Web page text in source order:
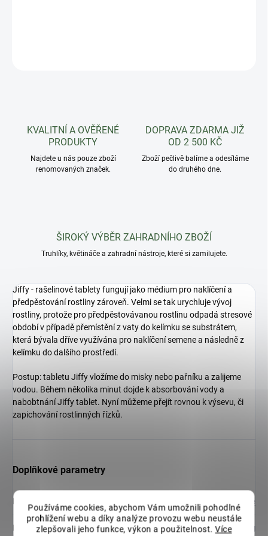
Používáme cookies, abychom Vám umožnili pohodlné
prohlížení webu a díky analýze provozu webu neustále
zlepšovali jeho funkce, výkon a použitelnost.Více
KVALITNÍ A OVĚŘENÉ
PRODUKTY
Najdete u nás pouze zboží
renomovaných značek.
DOPRAVA ZDARMA JIŽ
OD 2 500 KČ
Zboží pečlivě balíme a odesíláme
do druhého dne.
ŠIROKÝ VÝBĚR ZAHRADNÍHO ZBOŽÍ
Truhlíky, květináče a zahradní nástroje, které si zamilujete.
Jiffy - rašelinové tablety fungují jako médium pro naklíčení a
předpěstování rostliny zároveň. Velmi se tak urychluje vývoj
rostliny, protože pro předpěstovávanou rostlinu odpadá stresové
období v případě přemístění z vaty do kelímku se substrátem,
která bývala dříve využívána pro naklíčení semene a následně z
kelímku do dalšího prostředí.
Postup: tabletu Jiffy vložíme do misky nebo pařníku a zalijeme
vodou. Během několika minut dojde k absorbování vody a
nabobtnání Jiffy tablet. Nyní můžeme přejít rovnou k výsevu, či
zapichování rostlinných řízků.
Doplňkové parametry
Kategorie: Jiffy a rašelinové květináče
Hmotnost: 0.01 kg